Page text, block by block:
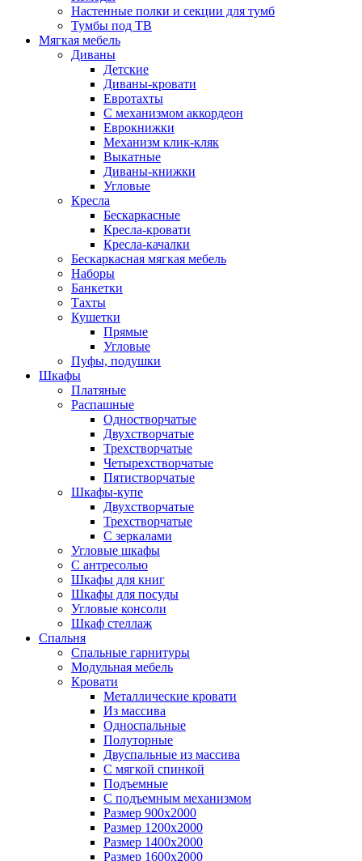
Настенные полки и секции для тумб
Тумбы под ТВ
Мягкая мебель
Диваны
Детские
Диваны-кровати
Евротахты
С механизмом аккордеон
Еврокнижки
Механизм клик-кляк
Выкатные
Диваны-книжки
Угловые
Кресла
Бескаркасные
Кресла-кровати
Кресла-качалки
Бескаркасная мягкая мебель
Наборы
Банкетки
Тахты
Кушетки
Прямые
Угловые
Пуфы, подушки
Шкафы
Платяные
Распашные
Одностворчатые
Двухстворчатые
Трехстворчатые
Четырехстворчатые
Пятистворчатые
Шкафы-купе
Двухстворчатые
Трехстворчатые
С зеркалами
Угловые шкафы
С антресолью
Шкафы для книг
Шкафы для посуды
Угловые консоли
Шкаф стеллаж
Спальня
Спальные гарнитуры
Модульная мебель
Кровати
Металлические кровати
Из массива
Односпальные
Полуторные
Двуспальные из массива
С мягкой спинкой
Подъемные
С подъемным механизмом
Размер 900х2000
Размер 1200х2000
Размер 1400х2000
Размер 1600х2000